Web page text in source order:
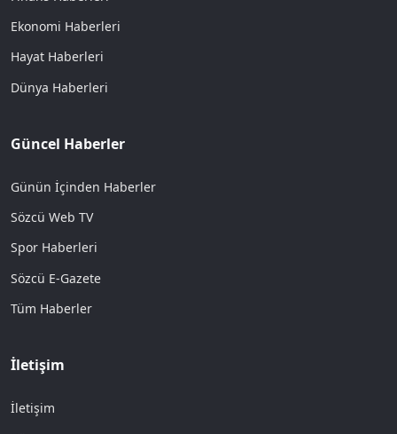
Ekonomi Haberleri
Hayat Haberleri
Dünya Haberleri
Güncel Haberler
Günün İçinden Haberler
Sözcü Web TV
Spor Haberleri
Sözcü E-Gazete
Tüm Haberler
İletişim
İletişim